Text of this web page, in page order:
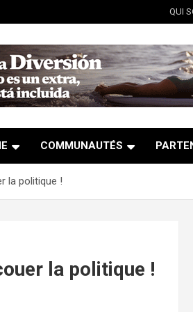
QUI
COMMUNAUTÉS
la politique !
la politique !